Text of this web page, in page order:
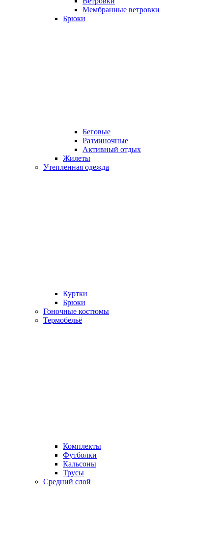
Мембранные ветровки
Брюки
Беговые
Разминочные
Активный отдых
Жилеты
Утепленная одежда
Куртки
Брюки
Гоночные костюмы
Термобельё
Комплекты
Футболки
Кальсоны
Трусы
Средний слой